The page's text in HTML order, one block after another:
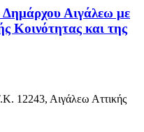
Δημάρχου Αιγάλεω με
Κοινότητας και της
12243, Αιγάλεω Αττικής